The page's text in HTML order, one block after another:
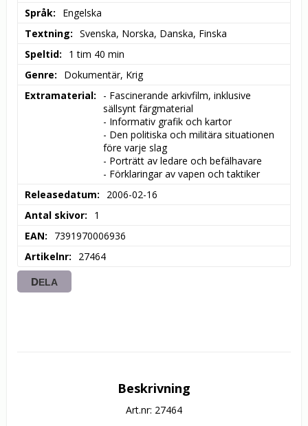
Språk
Engelska
Textning
Svenska, Norska, Danska, Finska
Speltid
1 tim 40 min
Genre
Dokumentär, Krig
Extramaterial
- Fascinerande arkivfilm, inklusive
sällsynt färgmaterial
- Informativ grafik och kartor
- Den politiska och militära situationen
före varje slag
- Porträtt av ledare och befälhavare
- Förklaringar av vapen och taktiker
Releasedatum
2006-02-16
Antal skivor
1
EAN
7391970006936
Artikelnr
27464
DELA
Beskrivning
Art.nr: 27464